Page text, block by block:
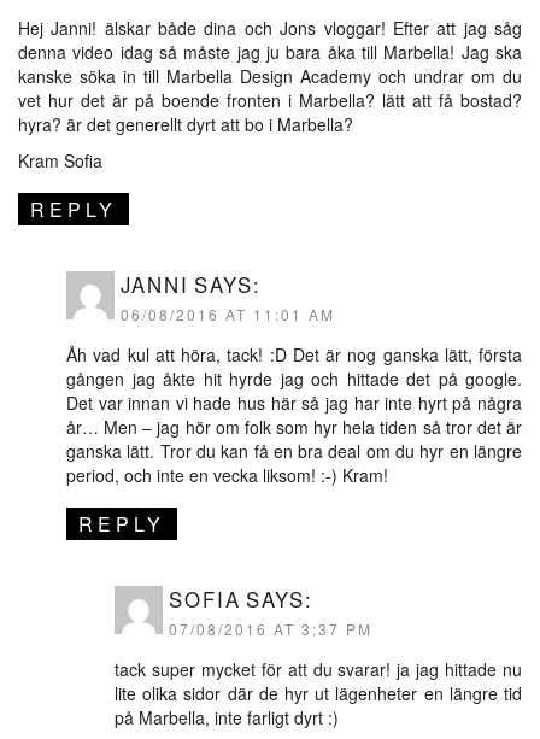
Hej Janni! älskar både dina och Jons vloggar! Efter att jag såg
denna video idag så måste jag ju bara åka till Marbella! Jag ska
kanske söka in till Marbella Design Academy och undrar om du
vet hur det är på boende fronten i Marbella? lätt att få bostad?
hyra? är det generellt dyrt att bo i Marbella?
Kram Sofia
REPLY
JANNI SAYS:
06/08/2016 AT 11:01 AM
Åh vad kul att höra, tack! :D Det är nog ganska lätt, första
gången jag åkte hit hyrde jag och hittade det på google.
Det var innan vi hade hus här så jag har inte hyrt på några
år… Men – jag hör om folk som hyr hela tiden så tror det är
ganska lätt. Tror du kan få en bra deal om du hyr en längre
period, och inte en vecka liksom! :-) Kram!
REPLY
SOFIA SAYS:
07/08/2016 AT 3:37 PM
tack super mycket för att du svarar! ja jag hittade nu
lite olika sidor där de hyr ut lägenheter en längre tid
på Marbella, inte farligt dyrt :)